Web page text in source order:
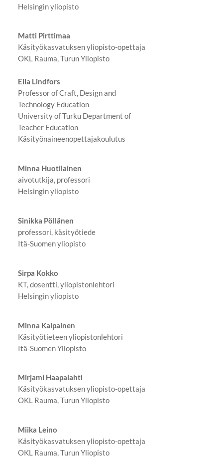
Helsingin yliopisto
Matti Pirttimaa
Käsityökasvatuksen yliopisto-opettaja
OKL Rauma, Turun Yliopisto
Eila Lindfors
Professor of Craft, Design and
Technology Education
University of Turku Department of
Teacher Education
Käsityönaineenopettajakoulutus
Minna Huotilainen
aivotutkija, professori
Helsingin yliopisto
Sinikka Pöllänen
professori, käsityötiede
Itä-Suomen yliopisto
Sirpa Kokko
KT, dosentti, yliopistonlehtori
Helsingin yliopisto
Minna Kaipainen
Käsityötieteen yliopistonlehtori
Itä-Suomen Yliopisto
Mirjami Haapalahti
Käsityökasvatuksen yliopisto-opettaja
OKL Rauma, Turun Yliopisto
Miika Leino
Käsityökasvatuksen yliopisto-opettaja
OKL Rauma, Turun Yliopisto